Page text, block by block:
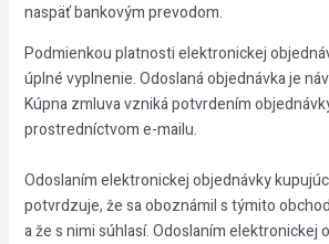
naspäť bankovým prevodom.
Podmienkou platnosti elektronickej
úplné vyplnenie. Odoslaná objednávka je
Kúpna zmluva vzniká potvrdením
prostredníctvom e-mailu.
Odoslaním elektronickej objednávky
potvrdzuje, že sa oboznámil s týmito
a že s nimi súhlasí. Odoslaním elektronickej